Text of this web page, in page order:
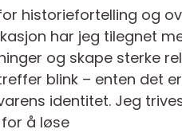
historiefortelling og
har jeg tilegnet
og skape sterke
blink – enten det
identitet. Jeg
å løse